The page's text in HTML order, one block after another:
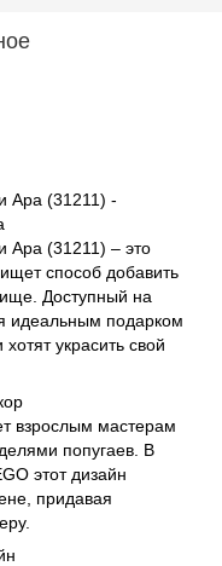
Ара (31211) -
Ара (31211) – это
способ добавить
Доступный на
идеальным подарком
украсить свой
взрослым мастерам
попугаев. В
этот дизайн
придавая